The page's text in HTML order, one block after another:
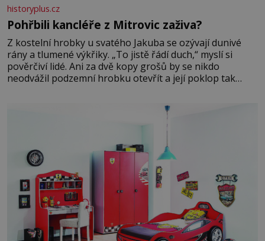
historyplus.cz
Pohřbili kancléře z Mitrovic zaživa?
Z kostelní hrobky u svatého Jakuba se ozývají dunivé
rány a tlumené výkřiky. „To jistě řádí duch,“ myslí si
pověrčiví lidé. Ani za dvě kopy grošů by se nikdo
neodvážil podzemní hrobku otevřít a její poklop tak